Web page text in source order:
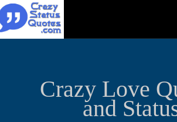
Crazy Love
and